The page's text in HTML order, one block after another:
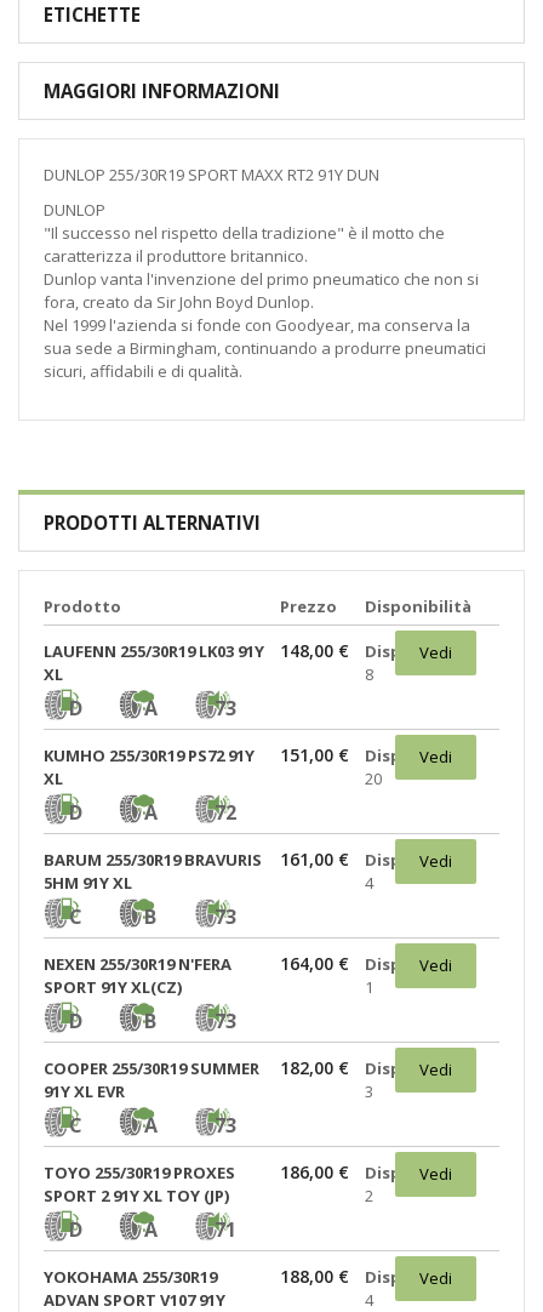
ETICHETTE
MAGGIORI INFORMAZIONI
DUNLOP 255/30R19 SPORT MAXX RT2 91Y DUN
DUNLOP
"Il successo nel rispetto della tradizione" è il motto che
caratterizza il produttore britannico.
Dunlop vanta l'invenzione del primo pneumatico che non si
fora, creato da Sir John Boyd Dunlop.
Nel 1999 l'azienda si fonde con Goodyear, ma conserva la
sua sede a Birmingham, continuando a produrre pneumatici
sicuri, affidabili e di qualità.
PRODOTTI ALTERNATIVI
Prodotto Prezzo Disponibilità
LAUFENN 255/30R19 LK03 91Y
XL
D A 73
148,00 €
Disponibili:
8
Vedi
KUMHO 255/30R19 PS72 91Y
XL
D A 72
151,00 €
Disponibili:
20
Vedi
BARUM 255/30R19 BRAVURIS
5HM 91Y XL
C B 73
161,00 €
Disponibili:
4
Vedi
NEXEN 255/30R19 N'FERA
SPORT 91Y XL(CZ)
D B 73
164,00 €
Disponibili:
1
Vedi
COOPER 255/30R19 SUMMER
91Y XL EVR
C A 73
182,00 €
Disponibili:
3
Vedi
TOYO 255/30R19 PROXES
SPORT 2 91Y XL TOY (JP)
D A 71
186,00 €
Disponibili:
2
Vedi
YOKOHAMA 255/30R19
ADVAN SPORT V107 91Y
188,00 €
Disponibili:
4
Vedi